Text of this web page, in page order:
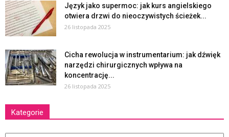
Język jako supermoc: jak kurs angielskiego
otwiera drzwi do nieoczywistych ścieżek...
26 listopada 2025
Cicha rewolucja w instrumentarium: jak dźwięk
narzędzi chirurgicznych wpływa na
koncentrację...
26 listopada 2025
Kategorie
Kategorie